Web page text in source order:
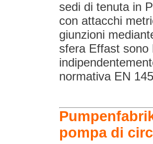
sedi di tenuta in
con attacchi
giunzioni
sfera Effast sono
normativa EN
pompa di